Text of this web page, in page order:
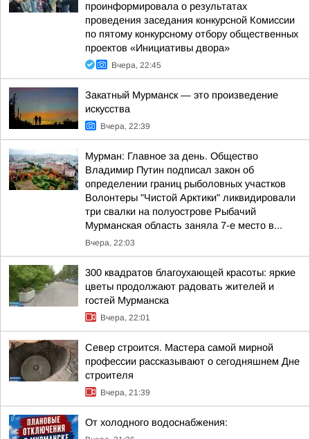
проинформировала о результатах
проведения заседания конкурсной Комиссии
по пятому конкурсному отбору общественных
проектов «Инициативы двора»
Вчера, 22:45
Закатный Мурманск — это произведение
искусства
Вчера, 22:39
Мурман: Главное за день. Общество
Владимир Путин подписал закон об
определении границ рыболовных участков
Волонтеры "Чистой Арктики" ликвидировали
три свалки на полуострове Рыбачий
Мурманская область заняла 7-е место в...
Вчера, 22:03
300 квадратов благоухающей красоты: яркие
цветы продолжают радовать жителей и
гостей Мурманска
Вчера, 22:01
Север строится. Мастера самой мирной
профессии рассказывают о сегодняшнем Дне
строителя
Вчера, 21:39
От холодного водоснабжения: